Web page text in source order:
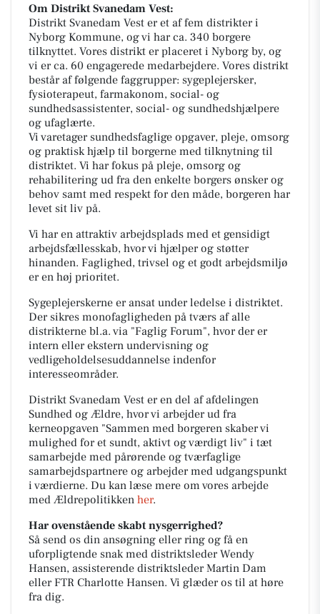
Om Distrikt Svanedam Vest:
Distrikt Svanedam Vest er et af fem distrikter i
Nyborg Kommune, og vi har ca. 340 borgere
tilknyttet. Vores distrikt er placeret i Nyborg by, og
vi er ca. 60 engagerede medarbejdere. Vores distrikt
består af følgende faggrupper: sygeplejersker,
fysioterapeut, farmakonom, social- og
sundhedsassistenter, social- og sundhedshjælpere
og ufaglærte.
Vi varetager sundhedsfaglige opgaver, pleje, omsorg
og praktisk hjælp til borgerne med tilknytning til
distriktet. Vi har fokus på pleje, omsorg og
rehabilitering ud fra den enkelte borgers ønsker og
behov samt med respekt for den måde, borgeren har
levet sit liv på.
Vi har en attraktiv arbejdsplads med et gensidigt
arbejdsfællesskab, hvor vi hjælper og støtter
hinanden. Faglighed, trivsel og et godt arbejdsmiljø
er en høj prioritet.
Sygeplejerskerne er ansat under ledelse i distriktet.
Der sikres monofagligheden på tværs af alle
distrikterne bl.a. via "Faglig Forum", hvor der er
intern eller ekstern undervisning og
vedligeholdelsesuddannelse indenfor
interesseområder.
Distrikt Svanedam Vest er en del af afdelingen
Sundhed og Ældre, hvor vi arbejder ud fra
kerneopgaven "Sammen med borgeren skaber vi
mulighed for et sundt, aktivt og værdigt liv" i tæt
samarbejde med pårørende og tværfaglige
samarbejdspartnere og arbejder med udgangspunkt
i værdierne. Du kan læse mere om vores arbejde
med Ældrepolitikken her.
Har ovenstående skabt nysgerrighed?
Så send os din ansøgning eller ring og få en
uforpligtende snak med distriktsleder Wendy
Hansen, assisterende distriktsleder Martin Dam
eller FTR Charlotte Hansen. Vi glæder os til at høre
fra dig.